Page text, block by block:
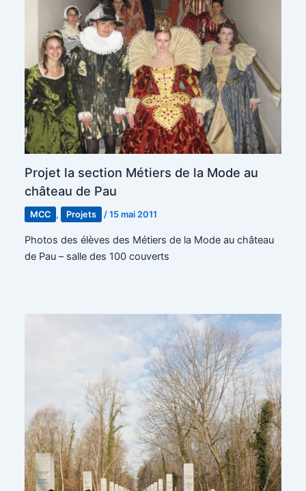
Projet la section Métiers de la Mode au
château de Pau
MCC , Projets /15 mai 2011
Photos des élèves des Métiers de la Mode au château
de Pau – salle des 100 couverts